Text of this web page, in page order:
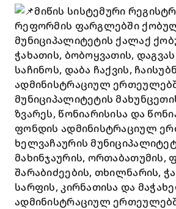
მიწის სისტემური
რეფორმის ფარგლებში
მუნიციპალიტეტის ქალაქ
ჭახათის, ბობოყვათის,
საჩინოს, დაბა ჩაქვის,
ადმინისტრაციულ
მუნიციპალიტეტის
ზვარეს, წონიარისისა და
ფონდის ადმინისტრაციულ
ხელვაჩაურის
მახინჯაურის, ორთაბათუმის,
შარაბიძეების, თხილნარის,
სარფის, კირნათისა და
ადმინისტრაციულ